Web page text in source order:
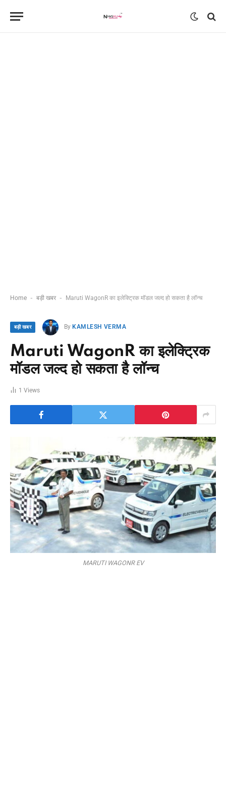
Home - बड़ी खबर - Maruti WagonR का इलेक्ट्रिक मॉडल जल्द हो सकता है लॉन्च
बड़ी खबर By KAMLESH VERMA
Maruti WagonR का इलेक्ट्रिक
मॉडल जल्द हो सकता है लॉन्च
1 Views
MARUTI WAGONR EV